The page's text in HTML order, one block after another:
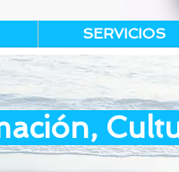
SERVICIOS